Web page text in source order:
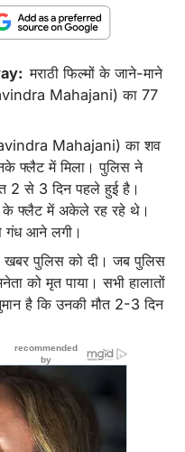
मराठी फिल्मों के जाने-माने
Mahajani) का 77
Mahajani) का शव
फ्लैट में मिला। पुलिस ने
2 से 3 दिन पहले हुई है।
के फ्लैट में अकेले रह रहे थे।
गंध आने लगी।
खबर पुलिस को दी। जब पुलिस
को मृत पाया। सभी हालातों
है कि उनकी मौत 2-3 दिन